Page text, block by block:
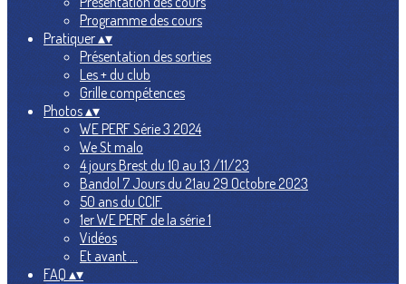
Programme des cours
Pratiquer▴▾
Présentation des sorties
Les + du club
Grille compétences
Photos▴▾
WE PERF Série 3 2024
We St malo
4 jours Brest du 10 au 13 /11/23
Bandol 7 Jours du 21au 29 Octobre 2023
50 ans du CCIF
1er WE PERF de la série 1
Vidéos
Et avant ...
FAQ ▴▾